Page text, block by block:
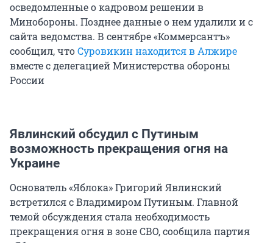
осведомленные о кадровом решении в
Минобороны. Позднее данные о нем удалили и с
сайта ведомства. В сентябре «Коммерсантъ»
сообщил, чтоСуровикин находится в Алжире
вместе с делегацией Министерства обороны
России
Явлинский обсудил с Путиным
возможность прекращения огня на
Украине
Основатель «Яблока» Григорий Явлинский
встретился с Владимиром Путиным. Главной
темой обсуждения стала необходимость
прекращения огня в зоне СВО, сообщила партия